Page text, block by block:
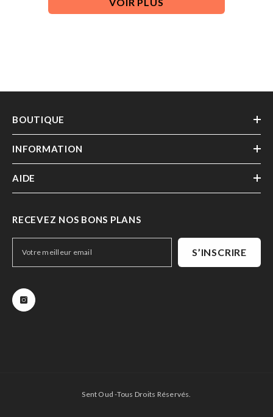
BOUTIQUE
INFORMATION
AIDE
RECEVEZ NOS BONS PLANS
S’INSCRIRE
Sent Oud -Tous Droits Réservés.